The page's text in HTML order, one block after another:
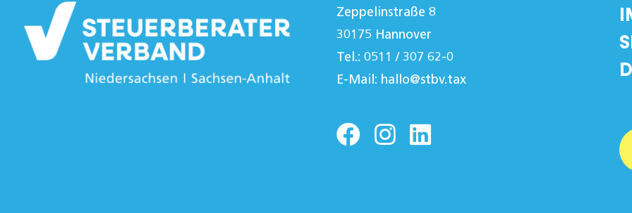
Zeppelinstraße 8
30175 Hannover
Tel.: 0511 / 307 62-0
E-Mail: hallo@stbv.tax